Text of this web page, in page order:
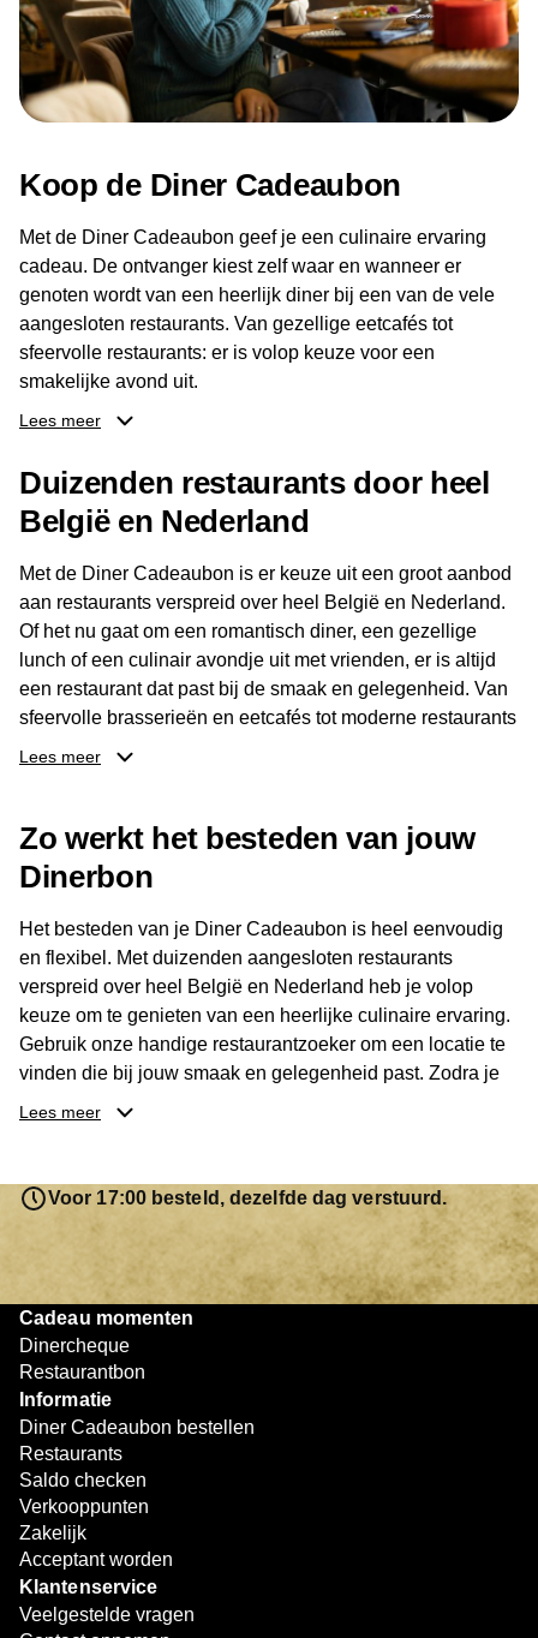
Koop de Diner Cadeaubon
Met de Diner Cadeaubon geef je een culinaire ervaring
cadeau. De ontvanger kiest zelf waar en wanneer er
genoten wordt van een heerlijk diner bij een van de vele
aangesloten restaurants. Van gezellige eetcafés tot
sfeervolle restaurants: er is volop keuze voor een
smakelijke avond uit.
ontvanger eenvoudig een locatie kiezen die past bij de
smaak en gelegenheid. Zo geeft de Diner Cadeaubon niet
alleen een diner, maar ook een gezellig moment om
Lees meer
Duizenden restaurants door heel
België en Nederland
Met de Diner Cadeaubon is er keuze uit een groot aanbod
aan restaurants verspreid over heel België en Nederland.
Of het nu gaat om een romantisch diner, een gezellige
lunch of een culinair avondje uit met vrienden, er is altijd
een restaurant dat past bij de smaak en gelegenheid. Van
sfeervolle brasserieën en eetcafés tot moderne restaurants
en gastronomische locaties: er is voor ieder wat wils.
buurt, bijvoorbeeld in Brussel, Antwerpen, Gent of Brugge.
De ontvanger kiest zelf waar en wanneer er wordt genoten
van deze culinaire ervaring. Zo is de Diner Cadeaubon
niet alleen een diner, maar een bijzondere belevenis.
Lees meer
Zo werkt het besteden van jouw
Dinerbon
Het besteden van je Diner Cadeaubon is heel eenvoudig
en flexibel. Met duizenden aangesloten restaurants
verspreid over heel België en Nederland heb je volop
keuze om te genieten van een heerlijke culinaire ervaring.
Gebruik onze handige restaurantzoeker om een locatie te
vinden die bij jouw smaak en gelegenheid past. Zodra je
je keuze hebt gemaakt, kun je eenvoudig reserveren en na
resterende bedrag blijft gewoon op de bon staan en kan
later worden gebruikt. Zo geniet je keer op keer van
bijzondere eetmomenten.
Lees meer
Voor 17:00 besteld, dezelfde dag verstuurd.
Cadeau momenten
Dinercheque
Restaurantbon
Informatie
Diner Cadeaubon bestellen
Restaurants
Saldo checken
Verkooppunten
Zakelijk
Acceptant worden
Klantenservice
Veelgestelde vragen